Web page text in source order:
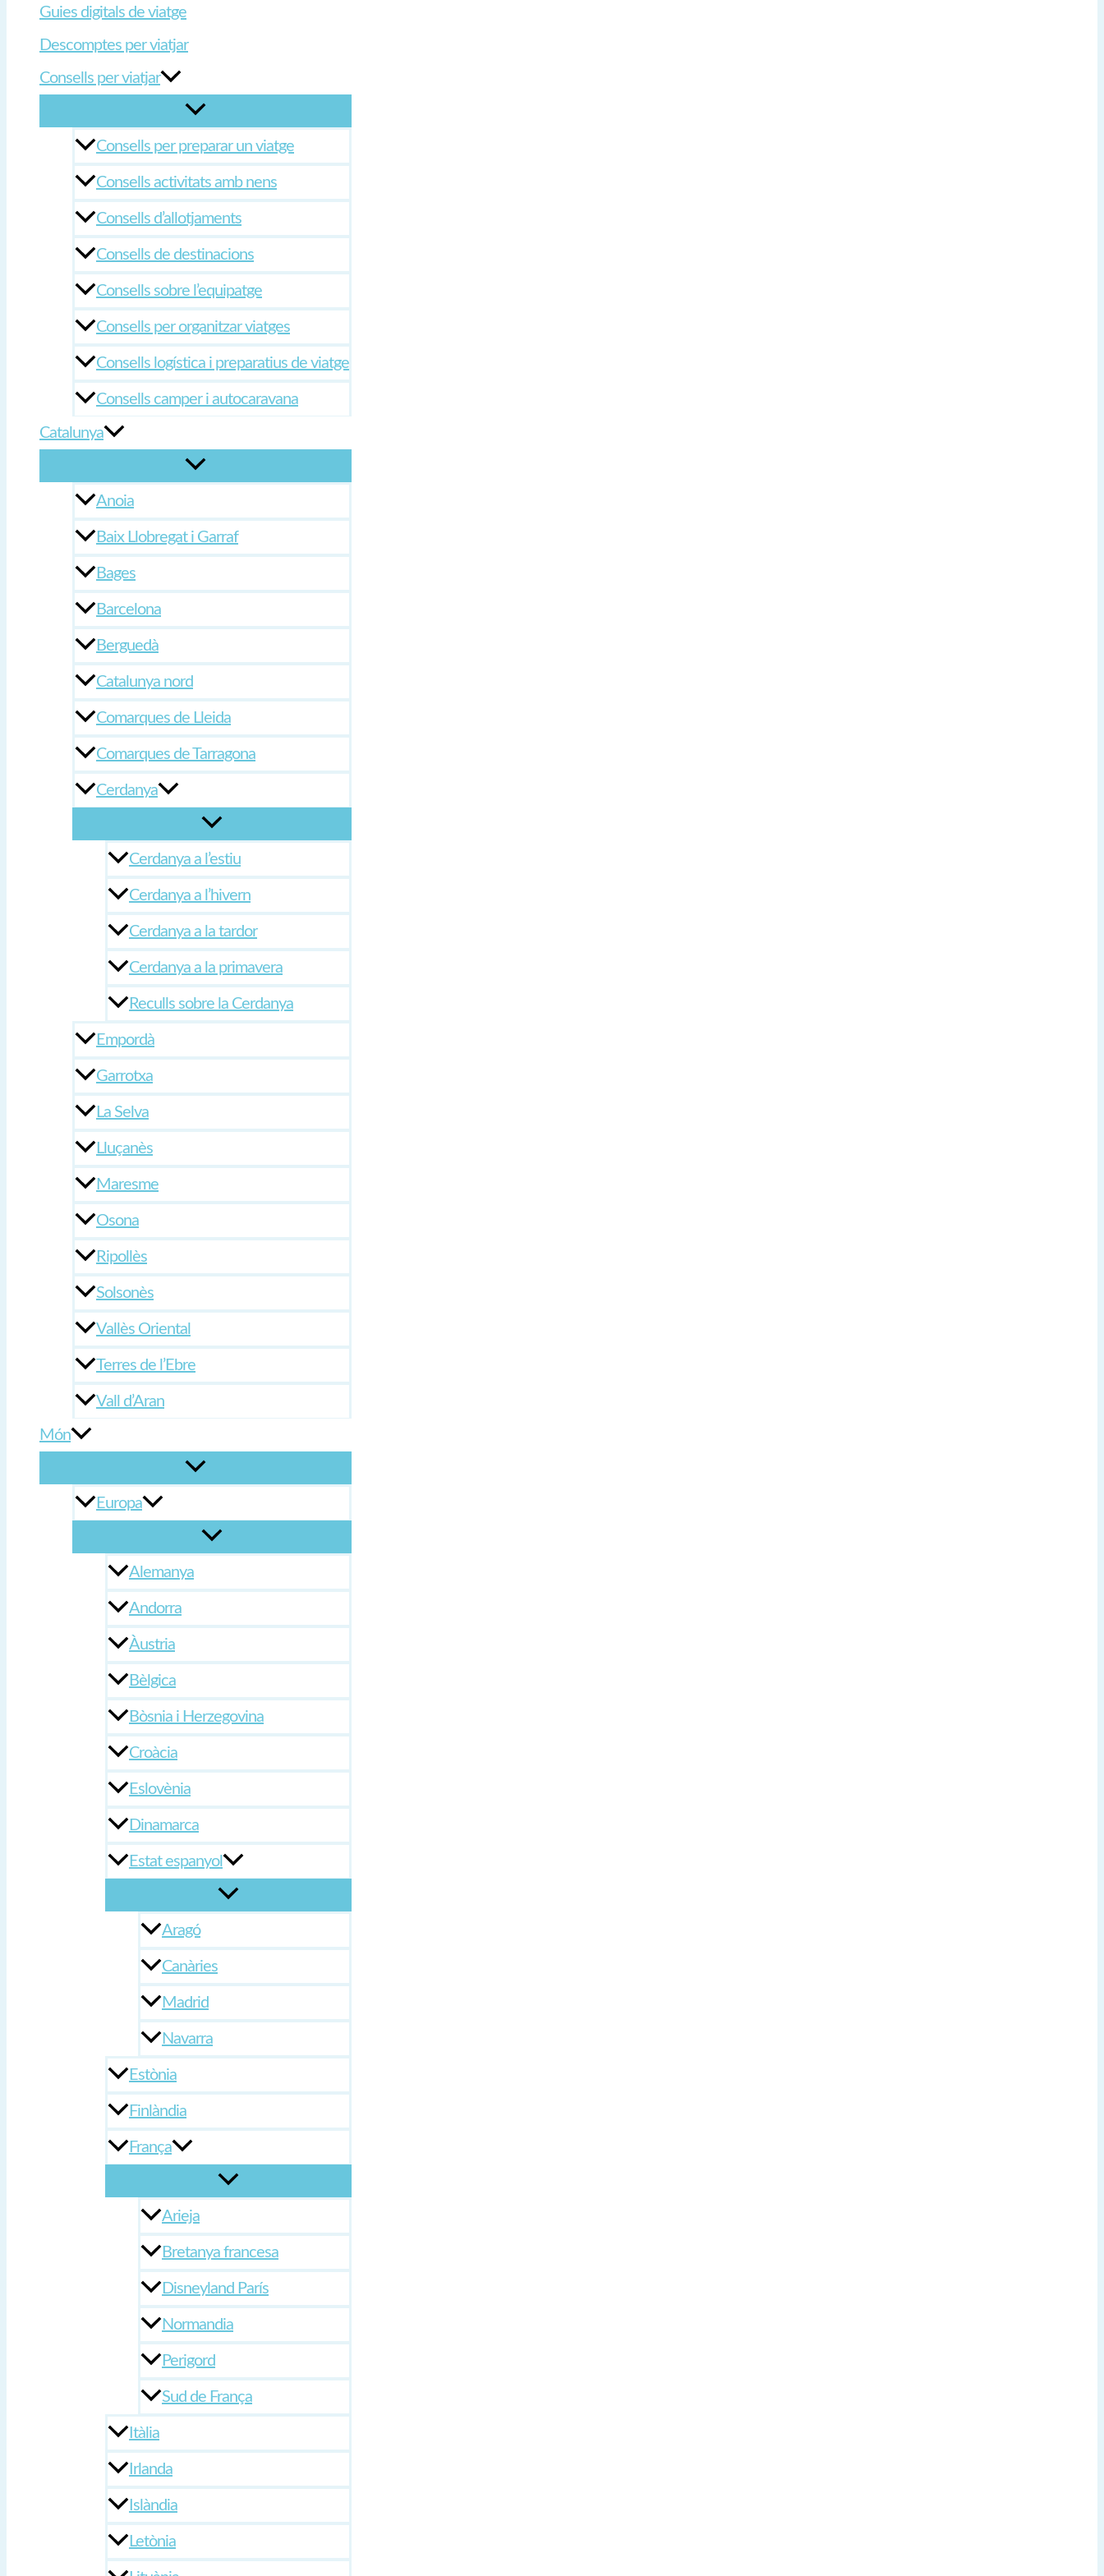
Guies digitals de viatge
Descomptes per viatjar
Consells per viatjar
Consells per preparar un viatge
Consells activitats amb nens
Consells d’allotjaments
Consells de destinacions
Consells sobre l’equipatge
Consells per organitzar viatges
Consells logística i preparatius de viatge
Consells camper i autocaravana
Catalunya
Anoia
Baix Llobregat i Garraf
Bages
Barcelona
Berguedà
Catalunya nord
Comarques de Lleida
Comarques de Tarragona
Cerdanya
Cerdanya a l’estiu
Cerdanya a l’hivern
Cerdanya a la tardor
Cerdanya a la primavera
Reculls sobre la Cerdanya
Empordà
Garrotxa
La Selva
Lluçanès
Maresme
Osona
Ripollès
Solsonès
Vallès Oriental
Terres de l’Ebre
Vall d’Aran
Món
Europa
Alemanya
Andorra
Àustria
Bèlgica
Bòsnia i Herzegovina
Croàcia
Eslovènia
Dinamarca
Estat espanyol
Aragó
Canàries
Madrid
Navarra
Estònia
Finlàndia
França
Arieja
Bretanya francesa
Disneyland París
Normandia
Perigord
Sud de França
Itàlia
Irlanda
Islàndia
Letònia